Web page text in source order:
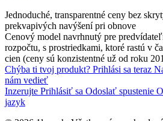
Jednoduché, transparentné ceny bez
prekvapivých navýšení pri obnove
Cenový model navrhnutý pre
rozpočtu, s prostriedkami, ktoré rastú v
cien (ceny sú konzistentné už od roku
Chýba ti tvoj produkt? Prihlási sa teraz
nám vedieť
Inzerujte Prihlásiť sa Odoslať spustenie
jazyk